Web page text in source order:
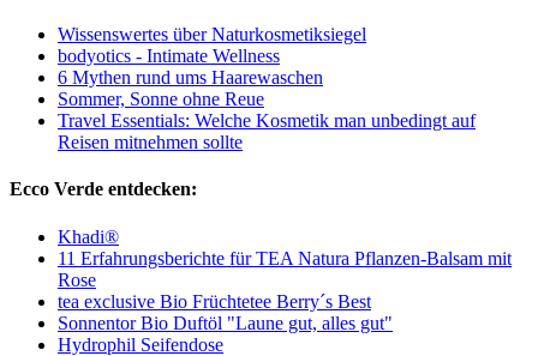
Wissenswertes über Naturkosmetiksiegel
bodyotics - Intimate Wellness
6 Mythen rund ums Haarewaschen
Sommer, Sonne ohne Reue
Travel Essentials: Welche Kosmetik man unbedingt auf
Reisen mitnehmen sollte
Ecco Verde entdecken:
Khadi®
11 Erfahrungsberichte für TEA Natura Pflanzen-Balsam mit
Rose
tea exclusive Bio Früchtetee Berry´s Best
Sonnentor Bio Duftöl "Laune gut, alles gut"
Hydrophil Seifendose